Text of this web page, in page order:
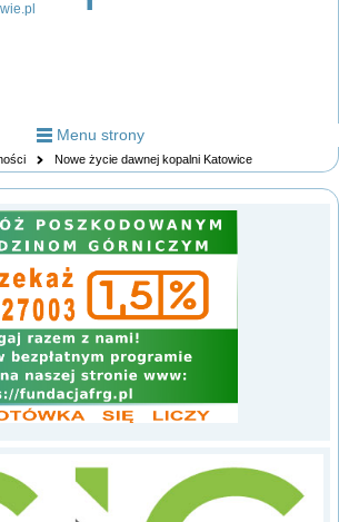
Menu strony
Nowe życie dawnej kopalni Katowice